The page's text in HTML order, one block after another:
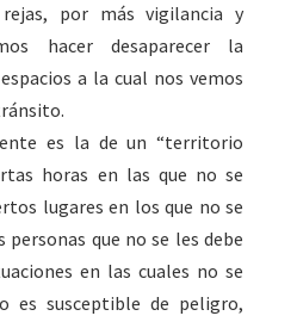
por más vigilancia y
hacer desaparecer la
a la cual nos vemos
es la de un “territorio
horas en las que no se
lugares en los que no se
personas que no se les debe
en las cuales no se
es susceptible de peligro,